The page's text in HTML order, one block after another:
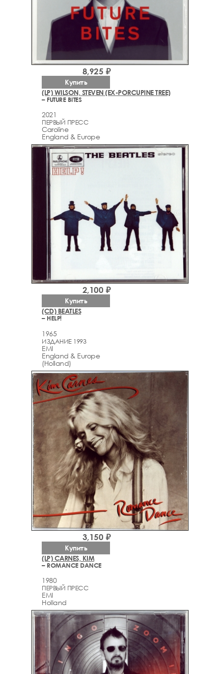
(LP) WILSON, STEVEN (EX-PORCUPINE TREE)
– FUTURE BITES
2021
ПЕРВЫЙ ПРЕСС
Caroline
England & Europe
8,925 ₽
Купить
(CD) BEATLES
– HELP!
1965
ИЗДАНИЕ 1993
EMI
England & Europe
(Holland)
2,100 ₽
Купить
(LP) CARNES, KIM
– ROMANCE DANCE
1980
ПЕРВЫЙ ПРЕСС
EMI
Holland
3,150 ₽
Купить